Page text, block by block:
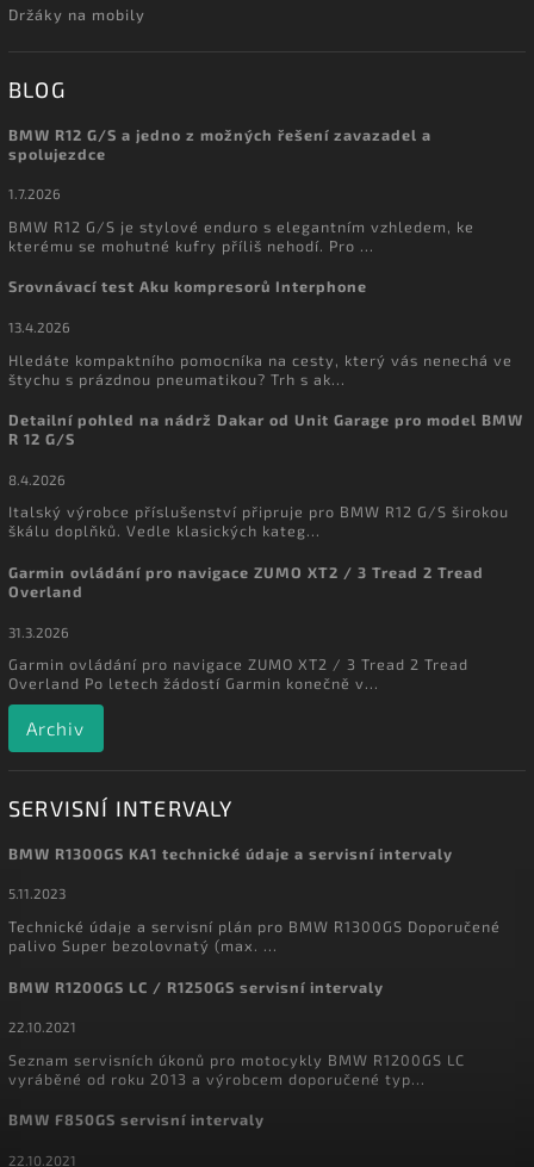
Držáky na mobily
BLOG
BMW R12 G/S a jedno z možných řešení zavazadel a
spolujezdce
1.7.2026
BMW R12 G/S je stylové enduro s elegantním vzhledem, ke
kterému se mohutné kufry příliš nehodí. Pro ...
Srovnávací test Aku kompresorů Interphone
13.4.2026
Hledáte kompaktního pomocníka na cesty, který vás nenechá ve
štychu s prázdnou pneumatikou? Trh s ak...
Detailní pohled na nádrž Dakar od Unit Garage pro model BMW
R 12 G/S
8.4.2026
Italský výrobce příslušenství připruje pro BMW R12 G/S širokou
škálu doplňků. Vedle klasických kateg...
Garmin ovládání pro navigace ZUMO XT2 / 3 Tread 2 Tread
Overland
31.3.2026
Garmin ovládání pro navigace ZUMO XT2 / 3 Tread 2 Tread
Overland Po letech žádostí Garmin konečně v...
Archiv
SERVISNÍ INTERVALY
BMW R1300GS KA1 technické údaje a servisní intervaly
5.11.2023
Technické údaje a servisní plán pro BMW R1300GS Doporučené
palivo Super bezolovnatý (max. ...
BMW R1200GS LC / R1250GS servisní intervaly
22.10.2021
Seznam servisních úkonů pro motocykly BMW R1200GS LC
vyráběné od roku 2013 a výrobcem doporučené typ...
BMW F850GS servisní intervaly
22.10.2021